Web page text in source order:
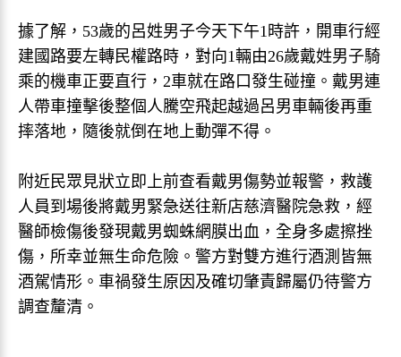
據了解，53歲的呂姓男子今天下午1時許，開車行經
建國路要左轉民權路時，對向1輛由26歲戴姓男子騎
乘的機車正要直行，2車就在路口發生碰撞。戴男連
人帶車撞擊後整個人騰空飛起越過呂男車輛後再重
摔落地，隨後就倒在地上動彈不得。
附近民眾見狀立即上前查看戴男傷勢並報警，救護
人員到場後將戴男緊急送往新店慈濟醫院急救，經
醫師檢傷後發現戴男蜘蛛網膜出血，全身多處擦挫
傷，所幸並無生命危險。警方對雙方進行酒測皆無
酒駕情形。車禍發生原因及確切肇責歸屬仍待警方
調查釐清。